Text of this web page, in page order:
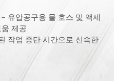
유압공구용 물 호스 및 액세
제공
작업 중단 시간으로 신속한